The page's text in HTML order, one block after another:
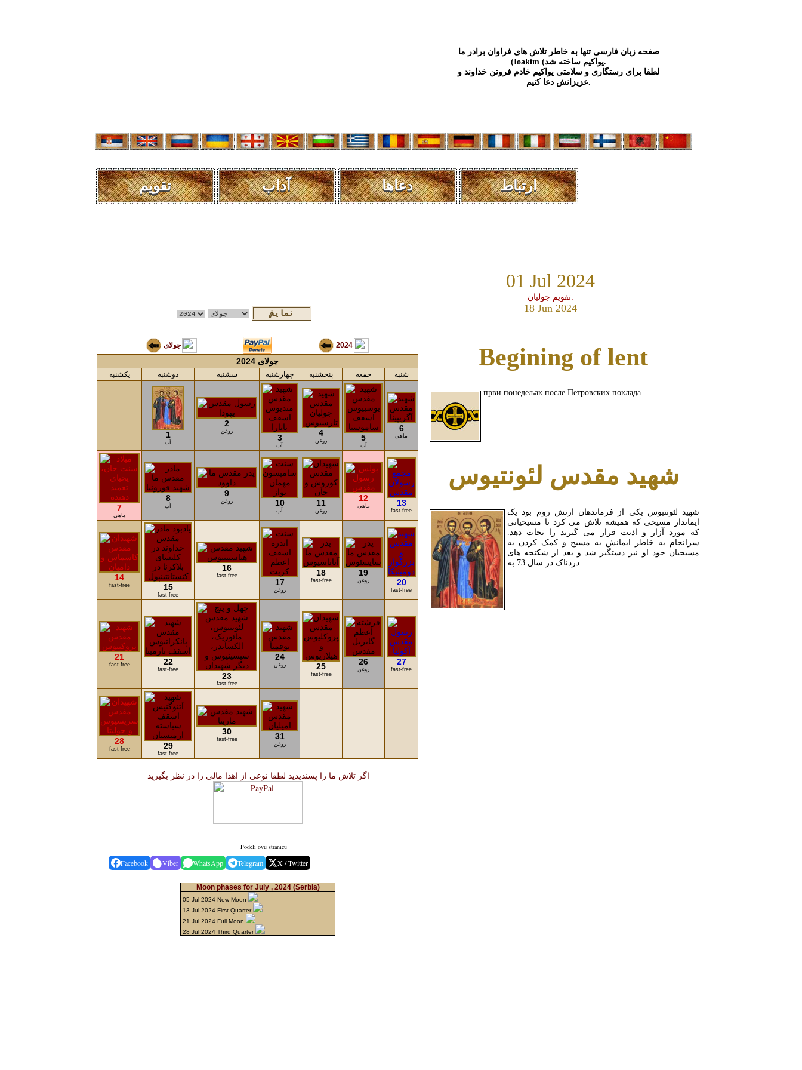
صفحه زبان فارسی تنها به خاطر تلاش های فراوان برادر ما
(Ioakim (یواکیم ساخته شد.
لطفا برای رستگاری و سلامتی یواکیم خادم فروتن خداوند و
عزیزانش دعا کنیم.
تقویم آداب دعاها ارتباط
01 Jul 2024
تقویم جولیان:
18 Jun 2024
جولای 2024 Begining of lent
први понедељак после Петровских поклада
شهید مقدس لئونتیوس
شهید لئونتیوس یکی از فرماندهان ارتش روم بود یک
ایماندار مسیحی که همیشه تلاش می کرد تا مسیحیانی
که مورد آزار و اذیت قرار می گیرند را نجات دهد.
سرانجام به خاطر ایمانش به مسیح و کمک کردن به
مسیحیان خود او نیز دستگیر شد و بعد از شکنجه های
دردناک در سال 73 به...
جولای 2024
یکشنبه دوشنبه سشنبه چهارشنبه پنجشنبه جمعه شنبه
1
آب
2
روغن
3
آب
4
روغن 5
آب
6
ماهی
7
ماهی
8
آب
9
روغن 10
آب
11
روغن
12
ماهی 13
fast-free
14
fast-free 15
fast-free
16
fast-free
17
روغن
18
fast-free
19
روغن 20
fast-free
21
fast-free 22
fast-free
23
fast-free
24
روغن 25
fast-free
26
روغن
27
fast-free
28
fast-free 29
fast-free
30
fast-free 31
روغن
اگر تلاش ما را پسندیدید لطفا نوعی از اهدا مالی را در نظر بگیرید
Podeli ovu stranicu
Facebook Viber WhatsApp Telegram X / Twitter
Moon phases for July , 2024 (Serbia)
05 Jul 2024 New Moon
13 Jul 2024 First Quarter
21 Jul 2024 Full Moon
28 Jul 2024 Third Quarter